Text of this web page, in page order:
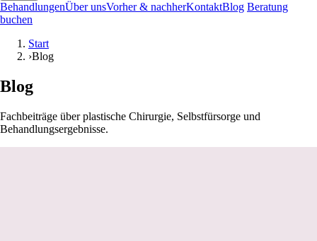
BehandlungenÜber unsVorher & nachherKontaktBlog Beratung
buchen
Start
›Blog
Blog
Fachbeiträge über plastische Chirurgie, Selbstfürsorge und
Behandlungsergebnisse.